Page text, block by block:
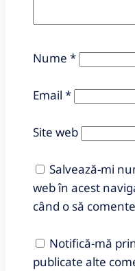
Nume *
Email *
Site web
Salvează-mi
web în acest
când o să
Notifică-mă
publicate alte